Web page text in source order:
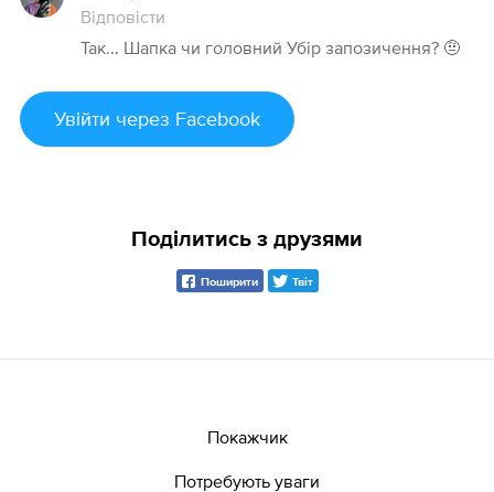
Відповісти
Так... Шапка чи головний Убір запозичення? 🤨
Увійти через Facebook
Поділитись з друзями
Поширити Твіт
Покажчик
Потребують уваги